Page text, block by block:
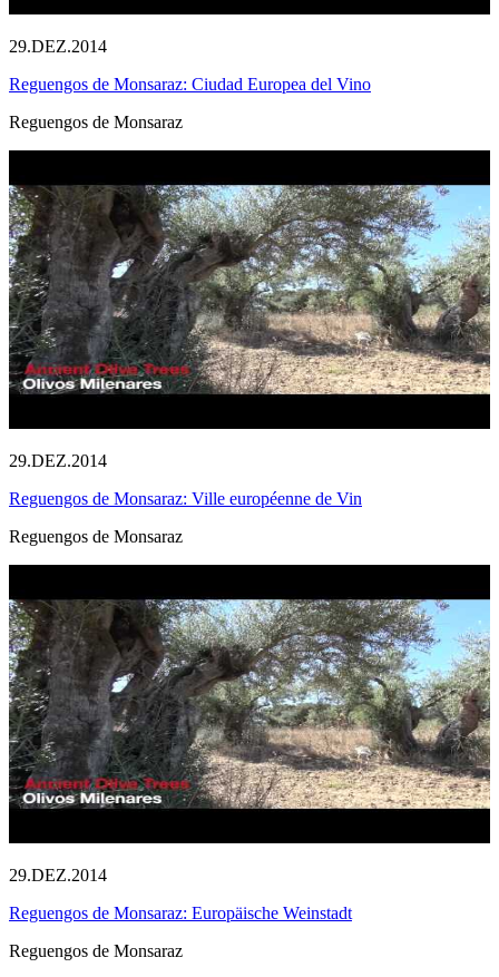
29.DEZ.2014
Reguengos de Monsaraz: Ciudad Europea del Vino
Reguengos de Monsaraz
29.DEZ.2014
Reguengos de Monsaraz: Ville européenne de Vin
Reguengos de Monsaraz
29.DEZ.2014
Reguengos de Monsaraz: Europäische Weinstadt
Reguengos de Monsaraz